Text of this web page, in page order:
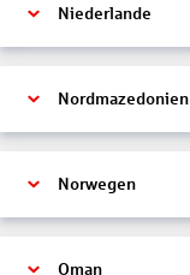
Niederlande
Nordmazedonien
Norwegen
Oman